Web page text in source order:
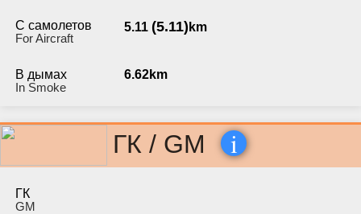
С самолетов
For Aircraft
5.11 (5.11) km
В дымах
In Smoke
6.62km
ГК / GM i
ГК
GM